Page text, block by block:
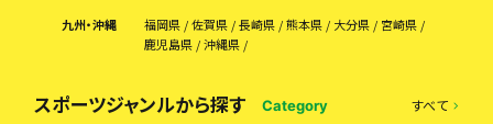
九州・沖縄
福岡県 佐賀県 長崎県 熊本県 大分県
宮崎県
鹿児島県
沖縄県
スポーツジャンルから探す Category すべて